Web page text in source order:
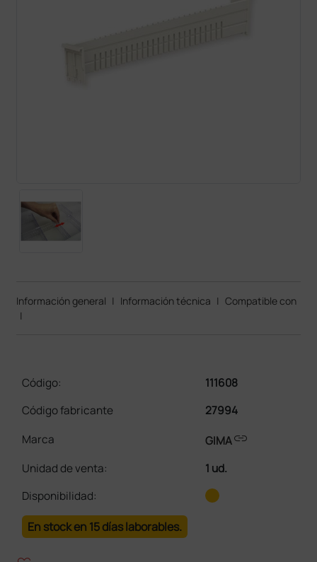
Información general | Información técnica | Compatible con
|
Código:
111608
Código fabricante
27994
Marca
GIMAlink
Unidad de venta:
1 ud.
Disponibilidad:
En stock en 15 días laborables.